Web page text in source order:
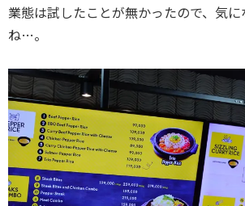
業態は試したことが無かったので、気に
ね…。